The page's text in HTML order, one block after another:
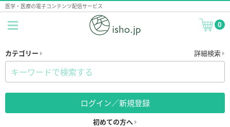
医学・医療の電子コンテンツ配信サービス
0
カテゴリー 詳細検索
ログイン／新規登録
初めての方へ